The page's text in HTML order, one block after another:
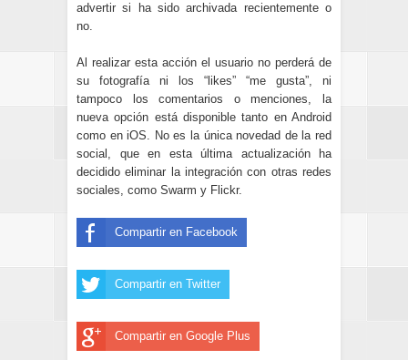
advertir si ha sido archivada recientemente o
no.
Al realizar esta acción el usuario no perderá de
su fotografía ni los “likes” “me gusta”, ni
tampoco los comentarios o menciones, la
nueva opción está disponible tanto en Android
como en iOS. No es la única novedad de la red
social, que en esta última actualización ha
decidido eliminar la integración con otras redes
sociales, como Swarm y Flickr.
Compartir en Facebook
Compartir en Twitter
Compartir en Google Plus